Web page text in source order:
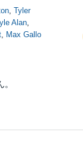
,Tyler
Alan,
, Max Gallo